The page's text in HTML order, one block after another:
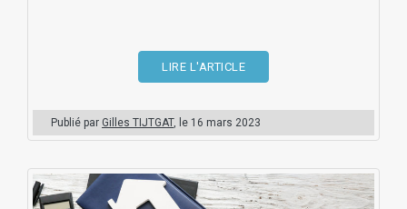
LIRE L'ARTICLE
Publié par Gilles TIJTGAT, le 16 mars 2023